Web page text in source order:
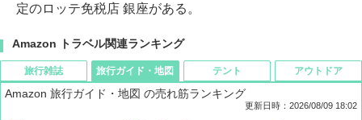
定のロッテ免税店 銀座がある。
Amazon トラベル関連ランキング
旅行雑誌 旅行ガイド・地図
Amazon 旅行ガイド・地図 の売れ筋ランキング
更新日時：2026/08/09 18:02
テント アウトドア